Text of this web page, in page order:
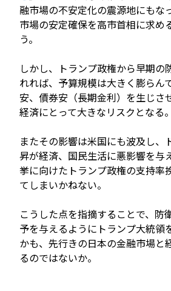
融市場の不安定化の震源地にもな
市場の安定確保を高市首相に求め
う。
しかし、トランプ政権から早期の
れれば、予算規模は大きく膨らん
安、債券安（長期金利）を生じさ
経済にとって大きなリスクとなる。
またその影響は米国にも波及し、
昇が経済、国民生活に悪影響を与
挙に向けたトランプ政権の支持率
てしまいかねない。
こうした点を指摘することで、防
予を与えるようにトランプ大統領
かも、先行きの日本の金融市場と
るのではないか。